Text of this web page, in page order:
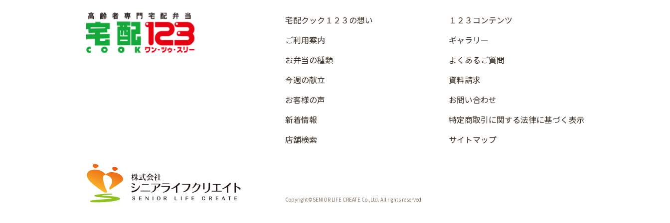
宅配クック１２３の想い
ご利用案内
お弁当の種類
今週の献立
お客様の声
新着情報
店舗検索
１２３コンテンツ
ギャラリー
よくあるご質問
資料請求
お問い合わせ
特定商取引に関する法律に基づく表示
サイトマップ
Copyright©SENIOR LIFE CREATE Co.,Ltd. All rights reserved.